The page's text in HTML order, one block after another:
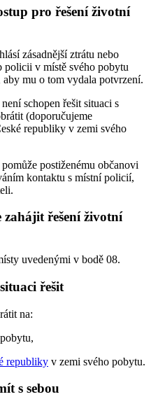
pro řešení životní
zásadnější ztrátu nebo
policii v místě svého pobytu
mu o tom vydala potvrzení.
schopen řešit situaci s
(doporučujeme
republiky v zemi svého
postiženému občanovi
kontaktu s místní policií,
zahájit řešení životní
uvedenými v bodě 08.
řešit
na:
republiky v zemi svého pobytu.
s sebou